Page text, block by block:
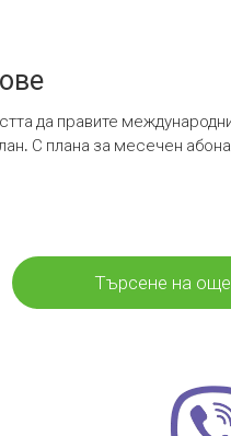
да правите
С плана за месечен
Търсене на